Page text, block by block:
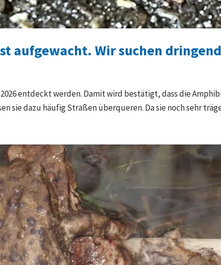
aufgewacht. Wir suchen
entdeckt werden. Damit wird bestätigt, dass die
sie dazu häufig Straßen überqueren. Da sie noch sehr